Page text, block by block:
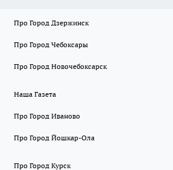
Про Город Дзержинск
Про Город Чебоксары
Про Город Новочебоксарск
Наша Газета
Про Город Иваново
Про Город Йошкар-Ола
Про Город Курск